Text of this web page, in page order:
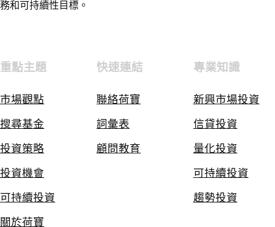
務和可持續性目標。
重點主題
市場觀點
搜尋基金
投資策略
投資機會
可持續投資
關於荷寶
快速連結
聯絡荷寶
詞彙表
顧問教育
專業知識
新興市場投資
信貸投資
量化投資
可持續投資
趨勢投資